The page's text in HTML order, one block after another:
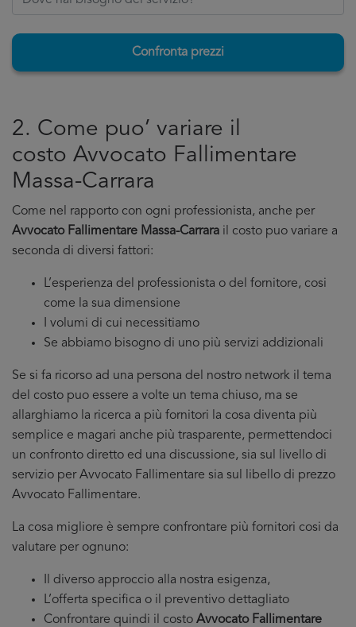
Confronta prezzi
2. Come puo’ variare il
costo Avvocato Fallimentare
Massa-Carrara
Come nel rapporto con ogni professionista, anche per
Avvocato Fallimentare Massa-Carrara il costo puo variare a
seconda di diversi fattori:
L’esperienza del professionista o del fornitore, cosi
come la sua dimensione
I volumi di cui necessitiamo
Se abbiamo bisogno di uno più servizi addizionali
Se si fa ricorso ad una persona del nostro network il tema
del costo puo essere a volte un tema chiuso, ma se
allarghiamo la ricerca a più fornitori la cosa diventa più
semplice e magari anche più trasparente, permettendoci
un confronto diretto ed una discussione, sia sul livello di
servizio per Avvocato Fallimentare sia sul libello di prezzo
Avvocato Fallimentare.
La cosa migliore è sempre confrontare più fornitori cosi da
valutare per ognuno:
Il diverso approccio alla nostra esigenza,
L’offerta specifica o il preventivo dettagliato
Confrontare quindi il costo Avvocato Fallimentare